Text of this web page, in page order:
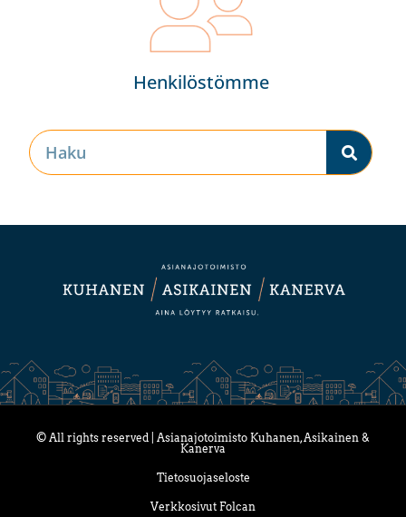
Henkilöstömme
© All rights reserved | Asianajotoimisto Kuhanen, Asikainen &
Kanerva
Tietosuojaseloste
Verkkosivut Folcan